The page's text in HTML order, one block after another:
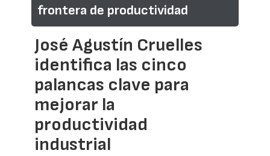
frontera de productividad
José Agustín Cruelles
identifica las cinco
palancas clave para
mejorar la
productividad
industrial